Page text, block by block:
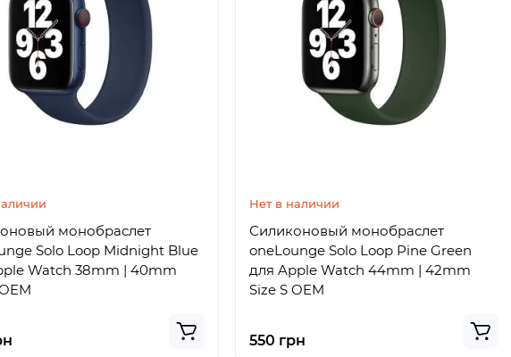
монобраслет
Solo Loop Midnight Blue
Watch 38mm | 40mm
Нет в наличии
Силиконовый монобраслет
oneLounge Solo Loop Pine Green
для Apple Watch 44mm | 42mm
Size S OEM
550 грн